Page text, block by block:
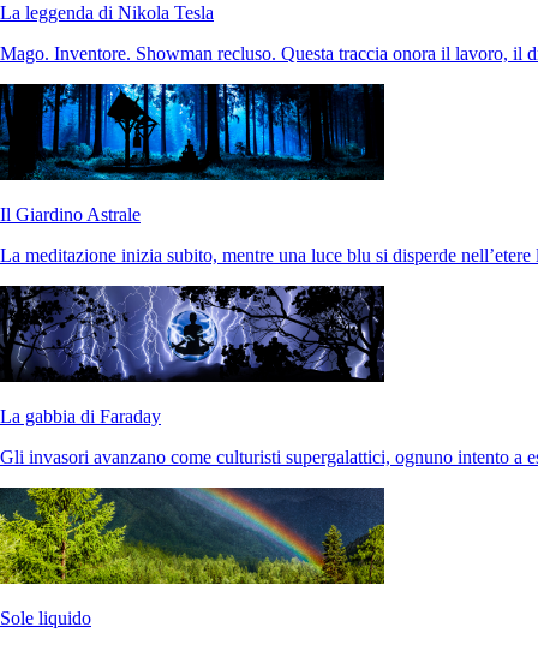
La leggenda di Nikola Tesla
Mago. Inventore. Showman recluso. Questa traccia onora il lavoro, il
Il Giardino Astrale
La meditazione inizia subito, mentre una luce blu si disperde nell’etere
La gabbia di Faraday
Gli invasori avanzano come culturisti supergalattici, ognuno intento a
Sole liquido